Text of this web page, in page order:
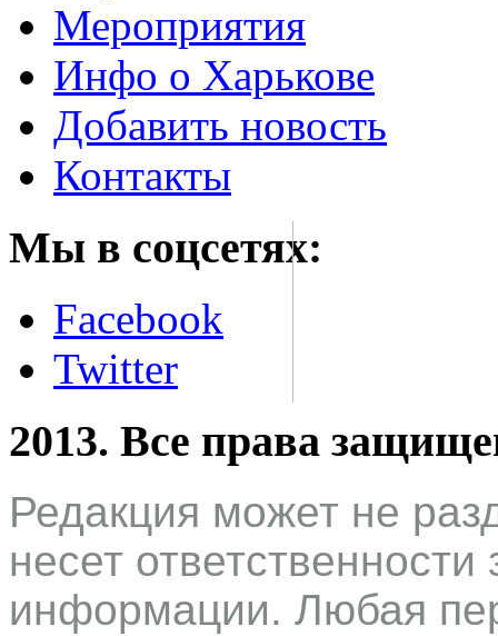
Мероприятия
Инфо о Харькове
Добавить новость
Контакты
Мы в соцсетях:
Facebook
Twitter
2013. Все права
Редакция может не
несет
информации. Любая